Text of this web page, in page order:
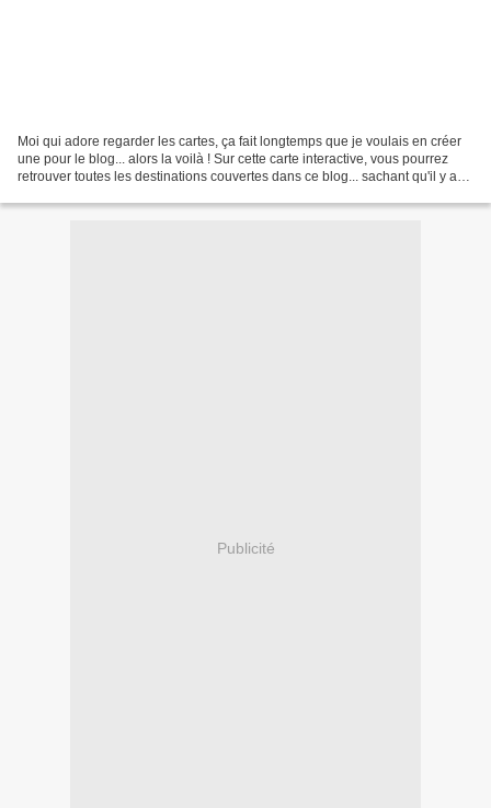
Moi qui adore regarder les cartes, ça fait longtemps que je voulais en créer
une pour le blog... alors la voilà ! Sur cette carte interactive, vous pourrez
retrouver toutes les destinations couvertes dans ce blog... sachant qu'il y a
Publicité